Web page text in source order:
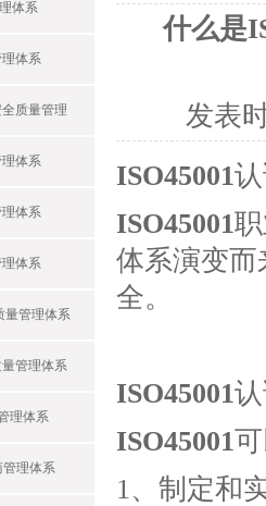
体系
理体系
质量管理
理体系
理体系
理体系
量管理体系
量管理体系
理体系
管理体系
什么是
发表
ISO45001
ISO45001
体系演变
全。
ISO45001
ISO45001
1、制定和